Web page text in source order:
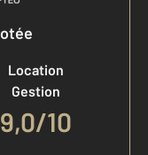
Location
Gestion
9,0/10